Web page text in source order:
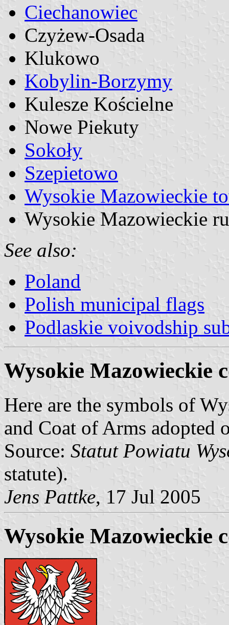
Ciechanowiec
Czyżew-Osada
Klukowo
Kobylin-Borzymy
Kulesze Kościelne
Nowe Piekuty
Sokoły
Szepietowo
Wysokie Mazowieckie
Wysokie Mazowieckie
See also:
Poland
Polish municipal flags
Podlaskie voivodship
Wysokie Mazowieckie
Here are the symbols of
and Coat of Arms adopted
Source: Statut Powiatu
statute).
Jens Pattke, 17 Jul 2005
Wysokie Mazowieckie